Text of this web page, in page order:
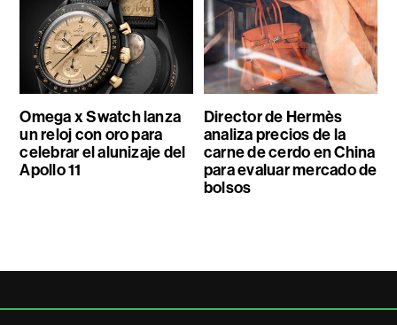
Omega x Swatch lanza
un reloj con oro para
celebrar el alunizaje del
Apollo 11
Director de Hermès
analiza precios de la
carne de cerdo en China
para evaluar mercado de
bolsos